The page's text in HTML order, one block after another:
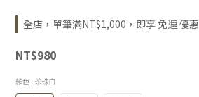
全店，單筆滿NT$1,000，即享 免運 優惠
NT$980
顏色 : 珍珠白